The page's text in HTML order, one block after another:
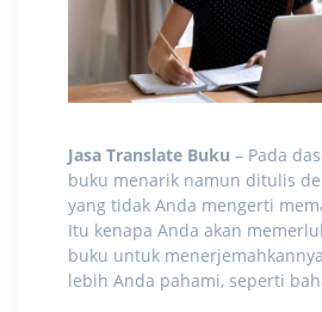
Jasa Translate Buku – Pada
buku menarik namun ditulis
yang tidak Anda mengerti
Itu kenapa Anda akan
buku untuk
lebih Anda pahami, seperti